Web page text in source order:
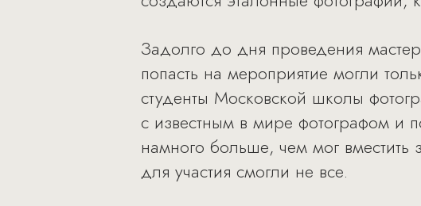
Задолго до дня проведения
попасть на мероприятие могли
студенты Московской школы
с известным в мире фотографом и
намного больше, чем мог вместить
для участия смогли не все.